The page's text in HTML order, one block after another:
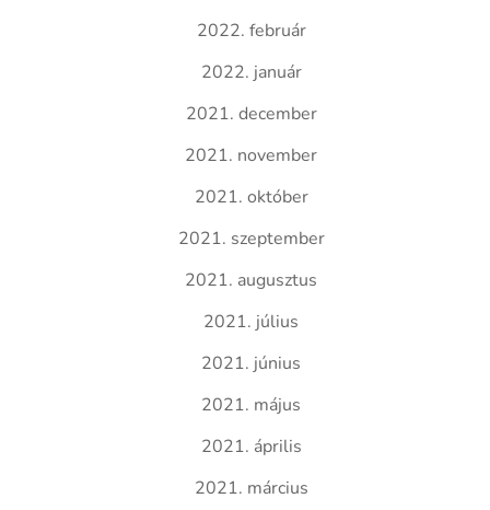
2022. február
2022. január
2021. december
2021. november
2021. október
2021. szeptember
2021. augusztus
2021. július
2021. június
2021. május
2021. április
2021. március